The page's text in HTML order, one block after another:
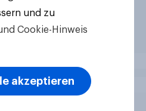
und zu
Cookie-Hinweis
akzeptieren